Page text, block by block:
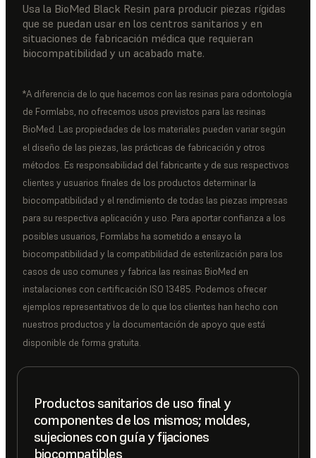
Usa la BioMed Black Resin para producir piezas rígidas
que se puedan usar en los centros sanitarios y en
situaciones de fabricación médica que requieran
biocompatibilidad y un acabado mate.
*A diferencia de lo que hacemos con las resinas para odontología
de Formlabs, no ofrecemos usos previstos para las resinas
BioMed. Las propiedades de los materiales pueden variar según
el diseño de las piezas, las prácticas de fabricación y otros
métodos. Es responsabilidad del fabricante y de sus respectivos
clientes y usuarios finales de los productos determinar la
biocompatibilidad y el rendimiento de todas las piezas impresas
para su respectiva aplicación y uso. Para aportar confianza a los
posibles usuarios, Formlabs ha sometido a ensayo la
biocompatibilidad y la compatibilidad de esterilización para los
casos de uso comunes y fabrica las resinas BioMed en
instalaciones con certificación ISO 13485. Podemos ofrecer
ejemplos representativos de lo que los clientes han hecho con
nuestros productos y la documentación de apoyo que está
disponible de forma gratuita.
Productos sanitarios de uso final y
componentes de los mismos; moldes,
sujeciones con guía y fijaciones
biocompatibles